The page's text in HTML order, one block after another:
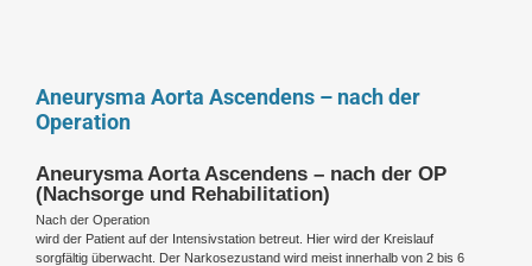
Aneurysma Aorta Ascendens – nach der
Operation
Aneurysma Aorta Ascendens – nach der OP
(Nachsorge und Rehabilitation)
Nach der Operation
wird der Patient auf der Intensivstation betreut. Hier wird der Kreislauf
sorgfältig überwacht. Der Narkosezustand wird meist innerhalb von 2 bis 6